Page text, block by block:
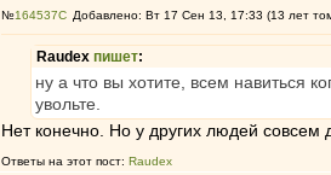
№164537 Добавлено: Вт 17 Сен 13, 17:33 (13 лет
Raudex пишет:
ну а что вы хотите, всем навиться
увольте.
Нет конечно. Но у других людей совсем
Ответы на этот пост: Raudex